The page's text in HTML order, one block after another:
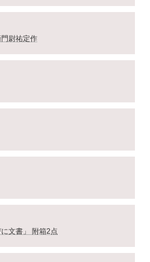
尉祐定作
文書」 附箱2点